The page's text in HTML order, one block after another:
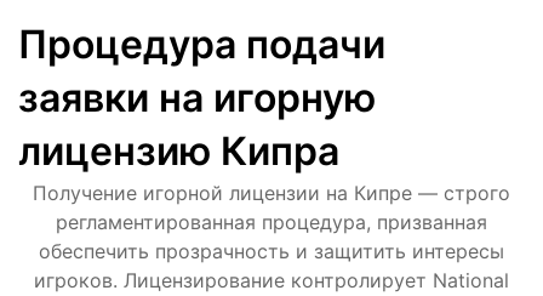
Процедура подачи
заявки на игорную
лицензию Кипра
Получение игорной лицензии на Кипре — строго
регламентированная процедура, призванная
обеспечить прозрачность и защитить интересы
игроков. Лицензирование контролирует National